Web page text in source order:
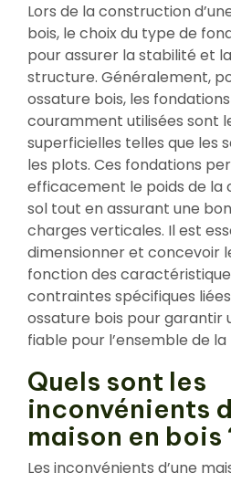
Lors de la construction
bois, le choix du type de
pour assurer la stabilité et
structure. Généralement,
ossature bois, les
couramment utilisées sont
superficielles telles que les
les plots. Ces fondations
efficacement le poids de la
sol tout en assurant une
charges verticales. Il est
dimensionner et concevoir
fonction des
contraintes spécifiques
ossature bois pour garantir
fiable pour l’ensemble de la
Quels sont les
inconvénients
maison en bois
Les inconvénients d’une